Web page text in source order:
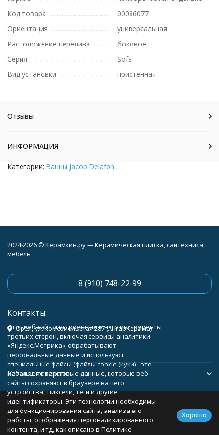
Код товара
00086077
Ориентация
универсальная
Расположение перелива
боковое
Серия
Sofa
Вид установки
пристенная
Отзывы
ИНФОРМАЦИЯ
Категории: Ванны Jacob Delafon
2024-2026 © Керамкин.ру — Керамическая плитка, сантехника,
мебель
8 (910) 748-22-99
Контакты:
Орёл, ул. Комсомольская 287 (АнгарКерама)
Каталог товаров
Помощь
Этот веб-сайт и встроенные в него инструменты
третьих сторон, включая сервисы аналитики
«Яндекс.Метрика», обрабатывают
персональные данные и используют
специальные файлы (файлы cookie (куки) - это
небольшие текстовые данные, которые веб-
сайты сохраняют в браузере вашего
устройства), пиксели, теги и другие
идентификаторы. Эти технологии необходимы
для функционирования сайта, анализа его
работы, отображения персонализированного
контента, и тд, как описано в Политике
Хорошо